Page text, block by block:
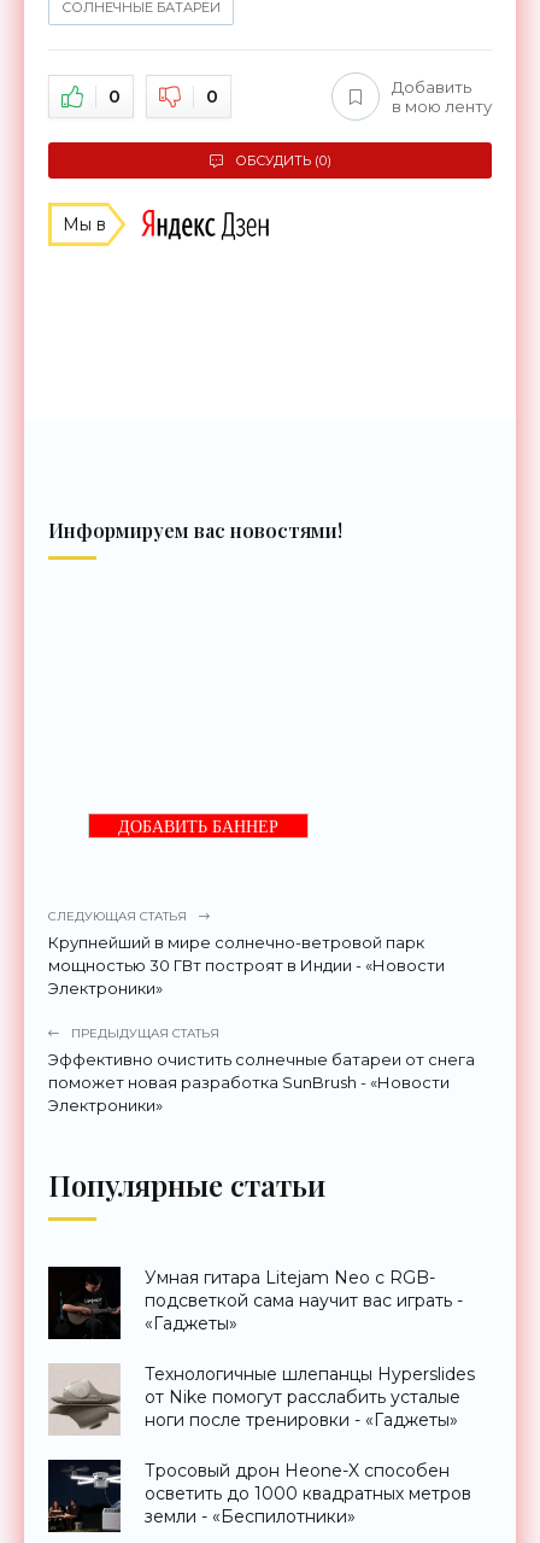
СОЛНЕЧНЫЕ БАТАРЕИ
0 0
Добавить
в мою ленту
ОБСУДИТЬ (0)
Мы в
Информируем вас новостями!
ДОБАВИТЬ БАННЕР
СЛЕДУЮЩАЯ СТАТЬЯ
Крупнейший в мире солнечно-ветровой парк
мощностью 30 ГВт построят в Индии - «Новости
Электроники»
ПРЕДЫДУЩАЯ СТАТЬЯ
Эффективно очистить солнечные батареи от снега
поможет новая разработка SunBrush - «Новости
Электроники»
Популярные статьи
Умная гитара Litejam Neo с RGB-
подсветкой сама научит вас играть -
«Гаджеты»
Технологичные шлепанцы Hyperslides
от Nike помогут расслабить усталые
ноги после тренировки - «Гаджеты»
Тросовый дрон Heone-X способен
осветить до 1000 квадратных метров
земли - «Беспилотники»